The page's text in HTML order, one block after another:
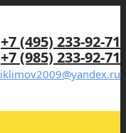
+7 (495) 233-92-71
+7 (985) 233-92-71
iklimov2009@yandex.ru